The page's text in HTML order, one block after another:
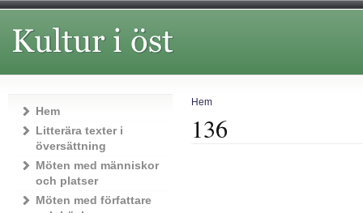
Hem
136
Hem
Litterära texter i
översättning
Möten med människor
och platser
Möten med författare